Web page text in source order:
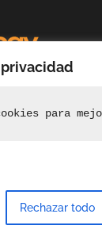
para
Rechazar todo